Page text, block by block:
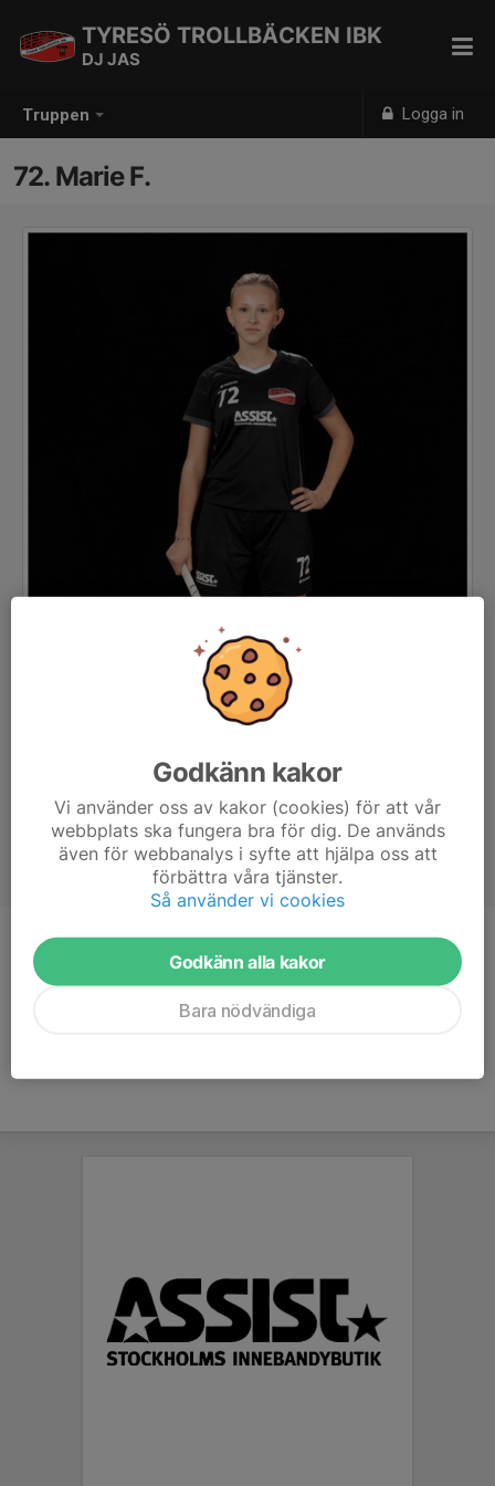
Truppen Logga in
TYRESÖ TROLLBÄCKEN IBK
DJ JAS
72. Marie F.
Position
Forward
Ålder
19 år
Godkänn kakor
Vi använder oss av kakor (cookies) för att vår
webbplats ska fungera bra för dig. De används
även för webbanalys i syfte att hjälpa oss att
förbättra våra tjänster.
Så använder vi cookies
Godkänn alla kakor
Bara nödvändiga